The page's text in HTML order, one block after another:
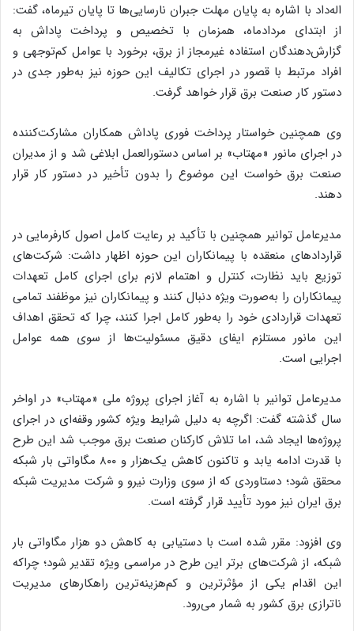
اله‌داد با اشاره به پایان مهلت جبران نارسایی‌ها تا پایان تیرماه، گفت:
از ابتدای مردادماه، همزمان با تخصیص و پرداخت پاداش به
گزارش‌دهندگان استفاده غیرمجاز از برق، برخورد با عوامل کم‌توجهی و
افراد مرتبط با قصور در اجرای تکالیف این حوزه نیز به‌طور جدی در
دستور کار صنعت برق قرار خواهد گرفت.
وی همچنین خواستار پرداخت فوری پاداش همکاران مشارکت‌کننده
در اجرای مانور «مهتاب» بر اساس دستورالعمل ابلاغی شد و از مدیران
صنعت برق خواست این موضوع را بدون تأخیر در دستور کار قرار
دهند.
مدیرعامل توانیر همچنین با تأکید بر رعایت کامل اصول کارفرمایی در
قراردادهای منعقده با پیمانکاران این حوزه اظهار داشت: شرکت‌های
توزیع باید نظارت، کنترل و اهتمام لازم برای اجرای کامل تعهدات
پیمانکاران را به‌صورت ویژه دنبال کنند و پیمانکاران نیز موظفند تمامی
تعهدات قراردادی خود را به‌طور کامل اجرا کنند، چرا که تحقق اهداف
این مانور مستلزم ایفای دقیق مسئولیت‌ها از سوی همه عوامل
اجرایی است.
مدیرعامل توانیر با اشاره به آغاز اجرای پروژه ملی «مهتاب» در اواخر
سال گذشته گفت: اگرچه به دلیل شرایط ویژه کشور وقفه‌ای در اجرای
پروژه‌ها ایجاد شد، اما تلاش کارکنان صنعت برق موجب شد این طرح
با قدرت ادامه یابد و تاکنون کاهش یک‌هزار و ۸۰۰ مگاواتی بار شبکه
محقق شود؛ دستاوردی که از سوی وزارت نیرو و شرکت مدیریت شبکه
برق ایران نیز مورد تأیید قرار گرفته است.
وی افزود: مقرر شده است با دستیابی به کاهش دو هزار مگاواتی بار
شبکه، از شرکت‌های برتر این طرح در مراسمی ویژه تقدیر شود؛ چراکه
این اقدام یکی از مؤثرترین و کم‌هزینه‌ترین راهکارهای مدیریت
ناترازی برق کشور به شمار می‌رود.